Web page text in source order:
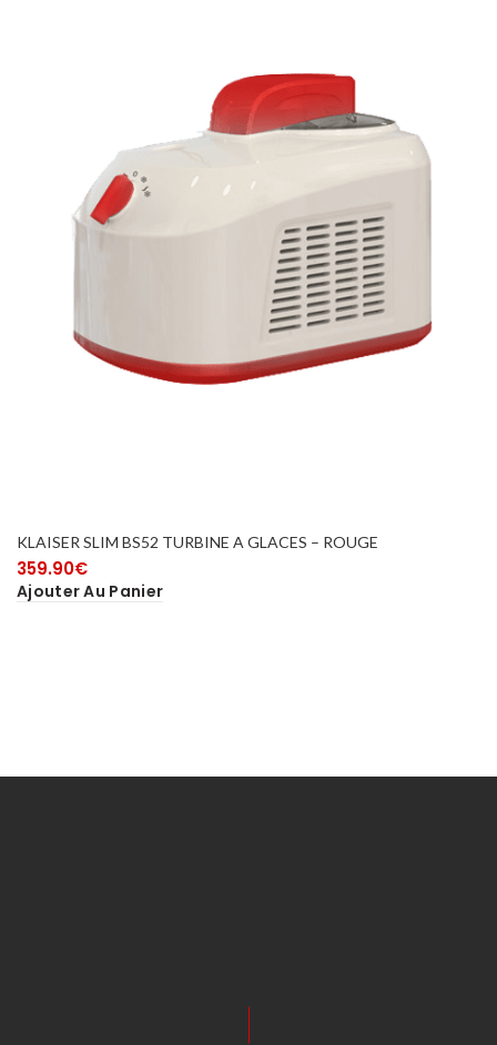
KLAISER SLIM BS52 TURBINE A GLACES – ROUGE
359.90€
Ajouter Au Panier